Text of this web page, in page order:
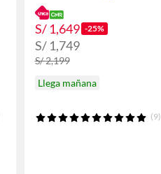
S/ 1,649 -25%
S/ 1,749
S/ 2,199
Llega mañana
(9)